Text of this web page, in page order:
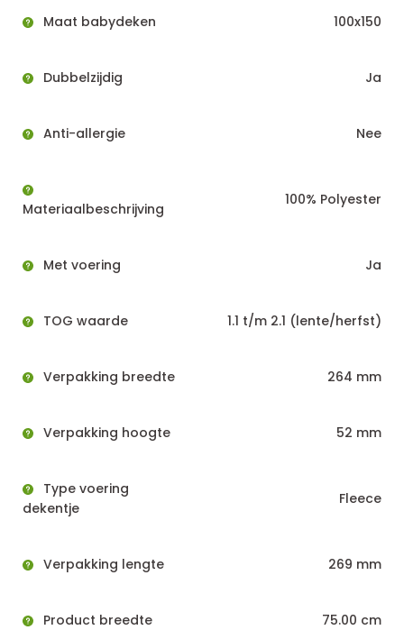
Maat babydeken 100x150
Dubbelzijdig Ja
Anti-allergie Nee
Materiaalbeschrijving
100% Polyester
Met voering Ja
TOG waarde 1.1 t/m 2.1 (lente/herfst)
Verpakking breedte 264 mm
Verpakking hoogte 52 mm
Type voering
dekentje
Fleece
Verpakking lengte 269 mm
Product breedte 75.00 cm